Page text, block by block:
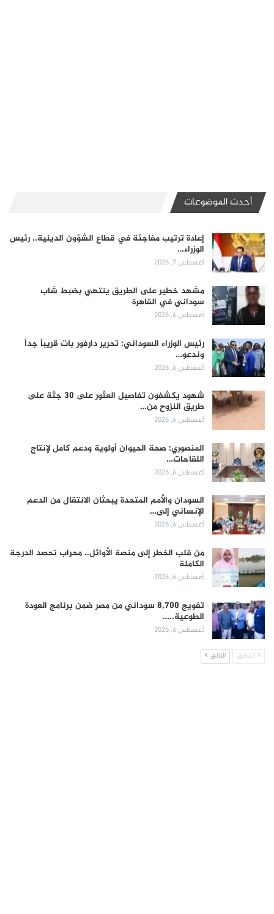
أحدث الموضوعات
إعادة ترتيب مفاجئة في قطاع الشؤون الدينية.. رئيس
الوزراء…
أغسطس 7, 2026
مشهد خطير على الطريق ينتهي بضبط شاب
سوداني في القاهرة
أغسطس 6, 2026
رئيس الوزراء السوداني: تحرير دارفور بات قريباً جداً
وندعو…
أغسطس 6, 2026
شهود يكشفون تفاصيل العثور على 30 جثة على
طريق النزوح من…
أغسطس 6, 2026
المنصوري: صحة الحيوان أولوية ودعم كامل لإنتاج
اللقاحات…
أغسطس 6, 2026
السودان والأمم المتحدة يبحثان الانتقال من الدعم
الإنساني إلى…
أغسطس 6, 2026
من قلب الخطر إلى منصة الأوائل.. محراب تحصد الدرجة
الكاملة
أغسطس 6, 2026
تفويج 8,700 سوداني من مصر ضمن برنامج العودة
الطوعية..…
أغسطس 6, 2026
السابق التالي